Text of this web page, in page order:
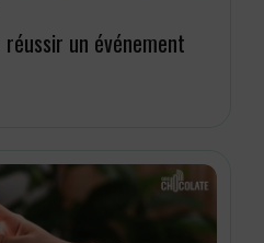
un événement